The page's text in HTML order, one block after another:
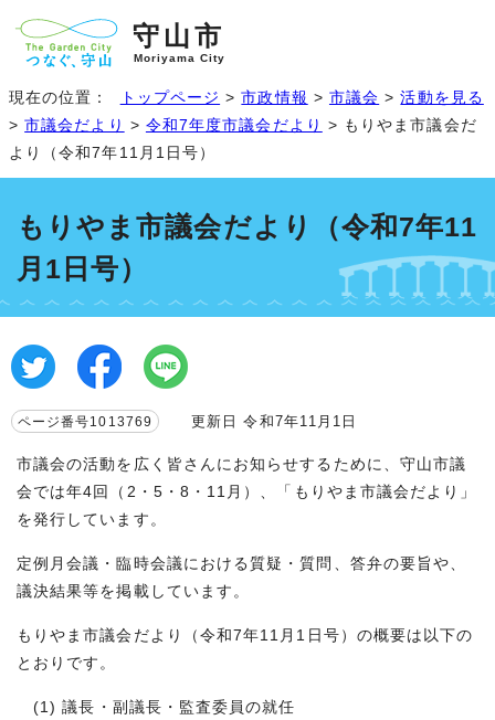
守山市
Moriyama City
現在の位置： トップページ >市政情報 > 市議会 >活動を見る
>市議会だより > 令和7年度市議会だより > もりやま市議会だ
より（令和7年11月1日号）
もりやま市議会だより（令和7年11
月1日号）
ページ番号1013769 更新日 令和7年11月1日
市議会の活動を広く皆さんにお知らせするために、守山市議
会では年4回（2・5・8・11月）、「もりやま市議会だより」
を発行しています。
定例月会議・臨時会議における質疑・質問、答弁の要旨や、
議決結果等を掲載しています。
もりやま市議会だより（令和7年11月1日号）の概要は以下の
とおりです。
(1) 議長・副議長・監査委員の就任